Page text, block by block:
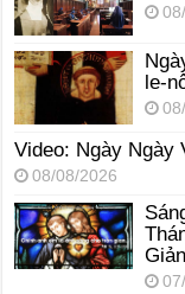
le-
Video: Ngày Ngày
08/08/2026